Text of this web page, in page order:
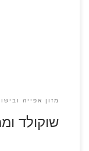
מזון אפייה
שוקולד